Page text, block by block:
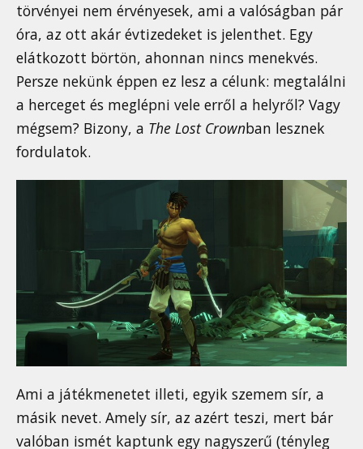
törvényei nem érvényesek, ami a valóságban pár
óra, az ott akár évtizedeket is jelenthet. Egy
elátkozott börtön, ahonnan nincs menekvés.
Persze nekünk éppen ez lesz a célunk: megtalálni
a herceget és meglépni vele erről a helyről? Vagy
mégsem? Bizony, a The Lost Crownban lesznek
fordulatok.
Ami a játékmenetet illeti, egyik szemem sír, a
másik nevet. Amely sír, az azért teszi, mert bár
valóban ismét kaptunk egy nagyszerű (tényleg